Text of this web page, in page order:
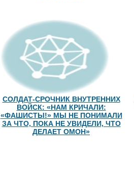
СОЛДАТ-СРОЧНИК ВНУТРЕННИХ
ВОЙСК: «НАМ КРИЧАЛИ:
«ФАШИСТЫ!» МЫ НЕ ПОНИМАЛИ
ЗА ЧТО, ПОКА НЕ УВИДЕЛИ, ЧТО
ДЕЛАЕТ ОМОН»